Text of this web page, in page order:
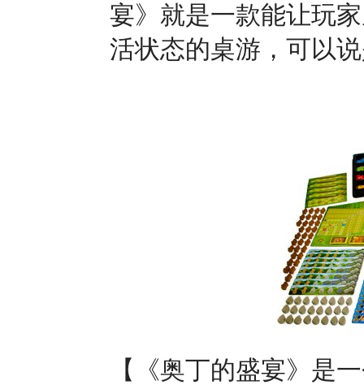
宴》就是一款能让玩
活状态的桌游，可以
【《奥丁的盛宴》是